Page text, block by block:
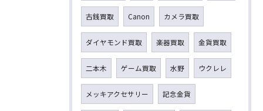
古銭買取 Canon カメラ買取
ダイヤモンド買取 楽器買取 金貨買取
二本木 ゲーム買取 水野 ウクレレ
メッキアクセサリー 記念金貨